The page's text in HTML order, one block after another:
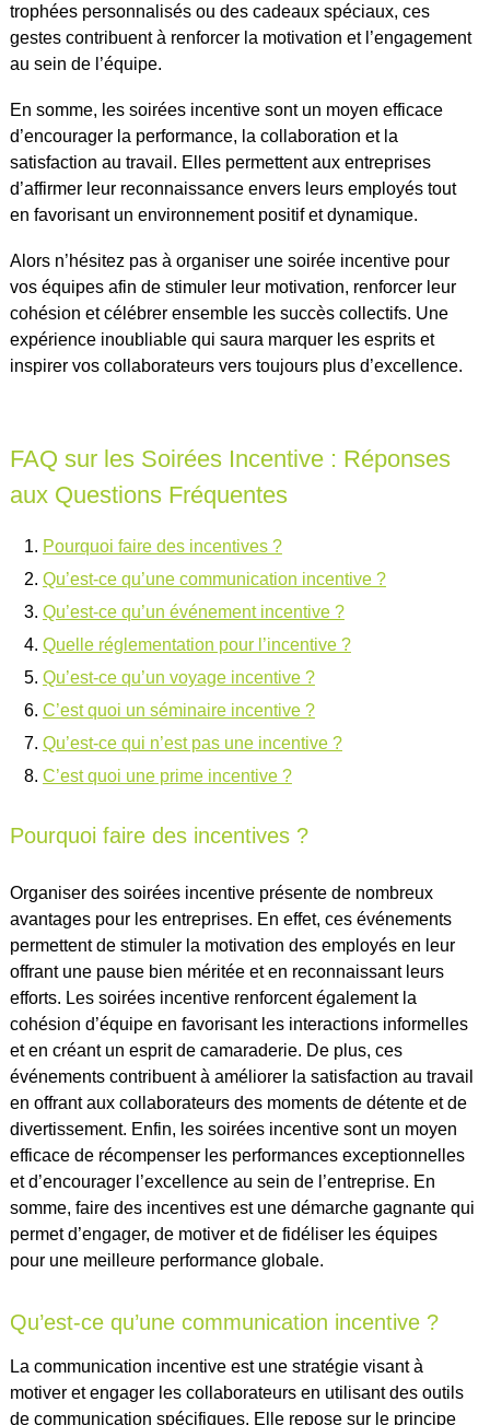
trophées personnalisés ou des cadeaux spéciaux, ces
gestes contribuent à renforcer la motivation et l’engagement
au sein de l’équipe.
En somme, les soirées incentive sont un moyen efficace
d’encourager la performance, la collaboration et la
satisfaction au travail. Elles permettent aux entreprises
d’affirmer leur reconnaissance envers leurs employés tout
en favorisant un environnement positif et dynamique.
Alors n’hésitez pas à organiser une soirée incentive pour
vos équipes afin de stimuler leur motivation, renforcer leur
cohésion et célébrer ensemble les succès collectifs. Une
expérience inoubliable qui saura marquer les esprits et
inspirer vos collaborateurs vers toujours plus d’excellence.
FAQ sur les Soirées Incentive : Réponses
aux Questions Fréquentes
Pourquoi faire des incentives ?
Qu’est-ce qu’une communication incentive ?
Qu’est-ce qu’un événement incentive ?
Quelle réglementation pour l’incentive ?
Qu’est-ce qu’un voyage incentive ?
C’est quoi un séminaire incentive ?
Qu’est-ce qui n’est pas une incentive ?
C’est quoi une prime incentive ?
Pourquoi faire des incentives ?
Organiser des soirées incentive présente de nombreux
avantages pour les entreprises. En effet, ces événements
permettent de stimuler la motivation des employés en leur
offrant une pause bien méritée et en reconnaissant leurs
efforts. Les soirées incentive renforcent également la
cohésion d’équipe en favorisant les interactions informelles
et en créant un esprit de camaraderie. De plus, ces
événements contribuent à améliorer la satisfaction au travail
en offrant aux collaborateurs des moments de détente et de
divertissement. Enfin, les soirées incentive sont un moyen
efficace de récompenser les performances exceptionnelles
et d’encourager l’excellence au sein de l’entreprise. En
somme, faire des incentives est une démarche gagnante qui
permet d’engager, de motiver et de fidéliser les équipes
pour une meilleure performance globale.
Qu’est-ce qu’une communication incentive ?
La communication incentive est une stratégie visant à
motiver et engager les collaborateurs en utilisant des outils
de communication spécifiques. Elle repose sur le principe